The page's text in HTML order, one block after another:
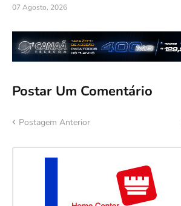
07 Agosto, 2026
Postar Um Comentário
Postagem Anterior